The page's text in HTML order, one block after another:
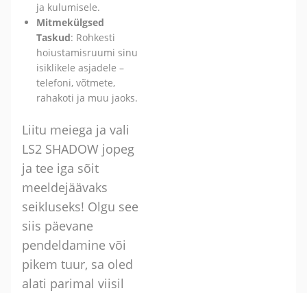
ja kulumisele.
Mitmekülgsed
Taskud: Rohkesti
hoiustamisruumi sinu
isiklikele asjadele –
telefoni, võtmete,
rahakoti ja muu jaoks.
Liitu meiega ja vali
LS2 SHADOW jopeg
ja tee iga sõit
meeldejäävaks
seikluseks! Olgu see
siis päevane
pendeldamine või
pikem tuur, sa oled
alati parimal viisil